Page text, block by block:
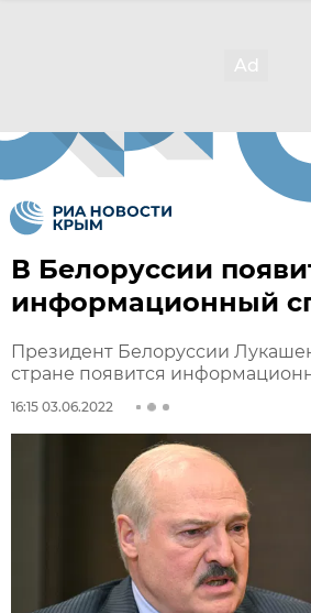
В Белоруссии
информационный
Президент Белоруссии
стране появится
16:15 03.06.2022